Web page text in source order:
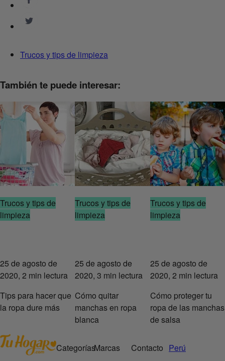
Trucos y tips de limpieza
También te puede interesar:
Trucos y tips de
limpieza
25 de agosto de
2020, 2 min lectura
Tips para hacer que
la ropa dure más
Trucos y tips de
limpieza
25 de agosto de
2020, 3 min lectura
Cómo quitar
manchas en ropa
blanca
Trucos y tips de
limpieza
25 de agosto de
2020, 2 min lectura
Cómo proteger tu
ropa de las manchas
de salsa
CategoríasMarcas
Contacto Perú